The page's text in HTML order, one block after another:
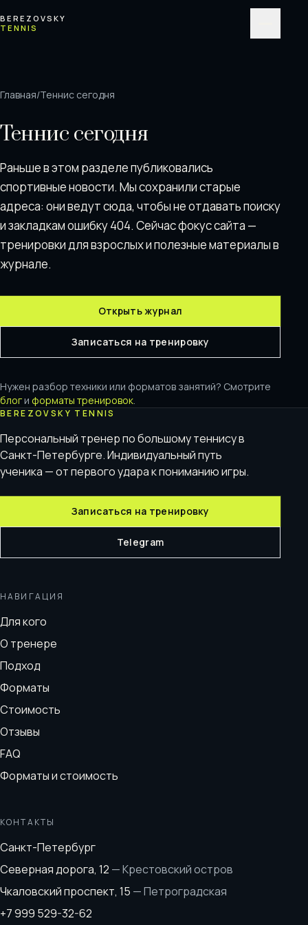
BEREZOVSKY
TENNIS
Главная/Теннис сегодня
Теннис сегодня
Раньше в этом разделе публиковались
спортивные новости. Мы сохранили старые
адреса: они ведут сюда, чтобы не отдавать поискy
и закладкам ошибку 404. Сейчас фокус сайта —
тренировки для взрослых и полезные материалы в
журнале.
Открыть журнал
Записаться на тренировку
Нужен разбор техники или форматов занятий? Смотрите
блог и форматы тренировок.
BEREZOVSKY TENNIS
Персональный тренер по большому теннису в
Санкт-Петербурге. Индивидуальный путь
ученика — от первого удара к пониманию игры.
Записаться на тренировку
Telegram
НАВИГАЦИЯ
Для кого
О тренере
Подход
Форматы
Стоимость
Отзывы
FAQ
Форматы и стоимость
КОНТАКТЫ
Санкт-Петербург
Северная дорога, 12 —Крестовский остров
Чкаловский проспект, 15 —Петроградская
+7 999 529-32-62